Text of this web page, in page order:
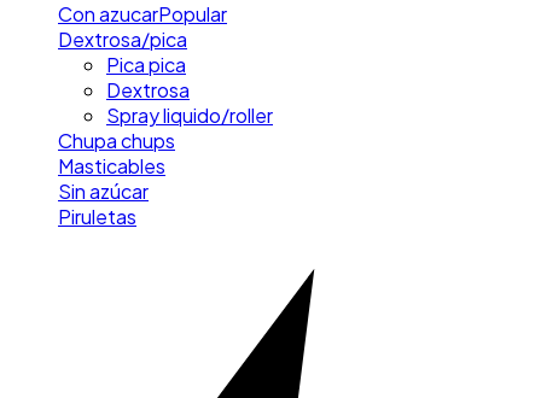
Con azucarPopular
Dextrosa/pica
Pica pica
Dextrosa
Spray liquido/roller
Chupa chups
Masticables
Sin azúcar
Piruletas